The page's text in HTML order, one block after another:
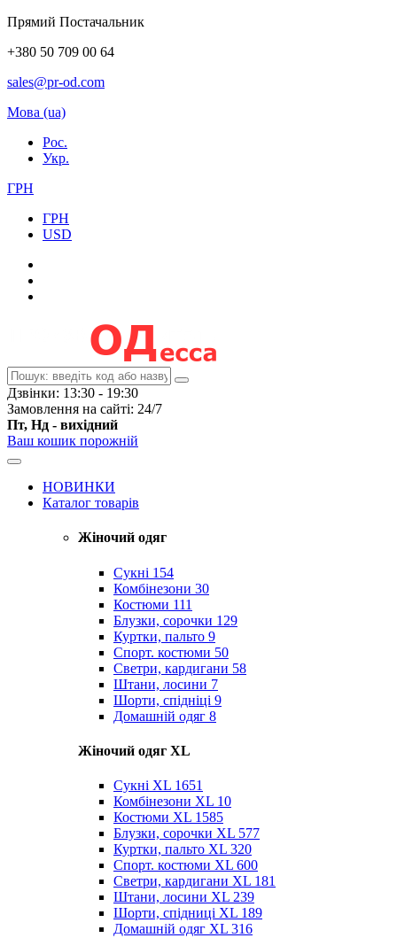
Прямий Постачальник
+380 50 709 00 64
sales@pr-od.com
Мова (ua)
Рос.
Укр.
ГРН
ГРН
USD
Дзвінки: 13:30 - 19:30
Замовлення на сайті: 24/7
Пт, Нд - вихідний
Ваш кошик порожній
НОВИНКИ
Каталог товарів
Жіночий одяг
Сукні 154
Комбінезони 30
Костюми 111
Блузки, сорочки 129
Куртки, пальто 9
Спорт. костюми 50
Светри, кардигани 58
Штани, лосини 7
Шорти, спідніці 9
Домашній одяг 8
Жіночий одяг XL
Cукні XL 1651
Комбінезони XL 10
Костюми XL 1585
Блузки, сорочки XL 577
Куртки, пальто XL 320
Спорт. костюми XL 600
Светри, кардигани XL 181
Штани, лосини XL 239
Шорти, спідниці XL 189
Домашній одяг XL 316